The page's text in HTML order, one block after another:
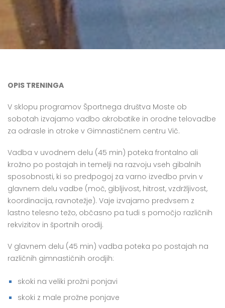
OPIS TRENINGA
V sklopu programov Športnega društva Moste ob
sobotah izvajamo vadbo akrobatike in orodne telovadbe
za odrasle in otroke v Gimnastičnem centru Vič.
Vadba v uvodnem delu (45 min) poteka frontalno ali
krožno po postajah in temelji na razvoju vseh gibalnih
sposobnosti, ki so predpogoj za varno izvedbo prvin v
glavnem delu vadbe (moč, gibljivost, hitrost, vzdržljivost,
koordinacija, ravnotežje). Vaje izvajamo predvsem z
lastno telesno težo, občasno pa tudi s pomočjo različnih
rekvizitov in športnih orodij.
V glavnem delu (45 min) vadba poteka po postajah na
različnih gimnastičnih orodjih:
skoki na veliki prožni ponjavi
skoki z male prožne ponjave